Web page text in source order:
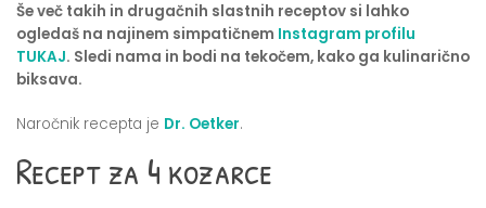
Še več takih in drugačnih slastnih receptov si lahko
ogledaš na najinem simpatičnem Instagram profilu
TUKAJ. Sledi nama in bodi na tekočem, kako ga kulinarično
biksava.
Naročnik recepta je Dr. Oetker.
Recept za 4 kozarce